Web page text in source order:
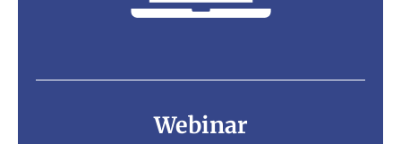
Webinar